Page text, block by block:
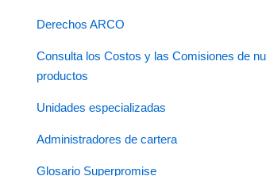
Derechos ARCO
Consulta los Costos y las Comisiones de
productos
Unidades especializadas
Administradores de cartera
Glosario Superpromise